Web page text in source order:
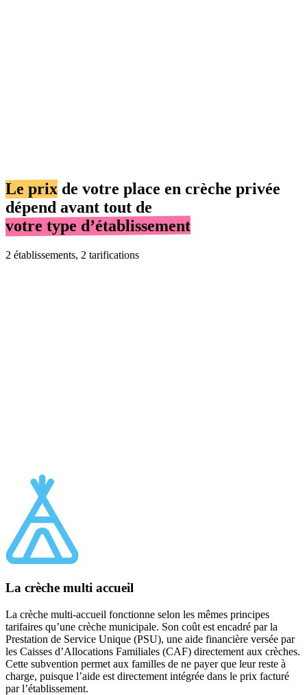
Le prix de votre place en crèche privée
dépend avant tout de
votre type d’établissement
2 établissements, 2 tarifications
La crèche multi accueil
La crèche multi-accueil fonctionne selon les mêmes principes
tarifaires qu’une crèche municipale. Son coût est encadré par la
Prestation de Service Unique (PSU), une aide financière versée par
les Caisses d’Allocations Familiales (CAF) directement aux crèches.
Cette subvention permet aux familles de ne payer que leur reste à
charge, puisque l’aide est directement intégrée dans le prix facturé
par l’établissement.